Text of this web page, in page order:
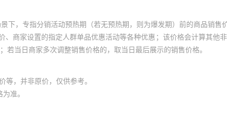
下，专指分销活动预热期（若无预热期，则为爆发期）前的商品销售
商家设置的指定人群单品优惠活动等各种优惠；该价格会计算其他
当日商家多次调整销售价格的，取当日最后展示的销售价格。
，并非原价，仅供参考。
准。